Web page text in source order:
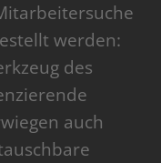
werden:
des
auch